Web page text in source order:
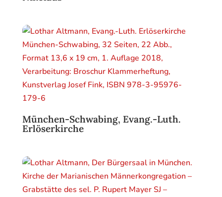
München-Schwabing, Evang.-Luth.
Erlöserkirche